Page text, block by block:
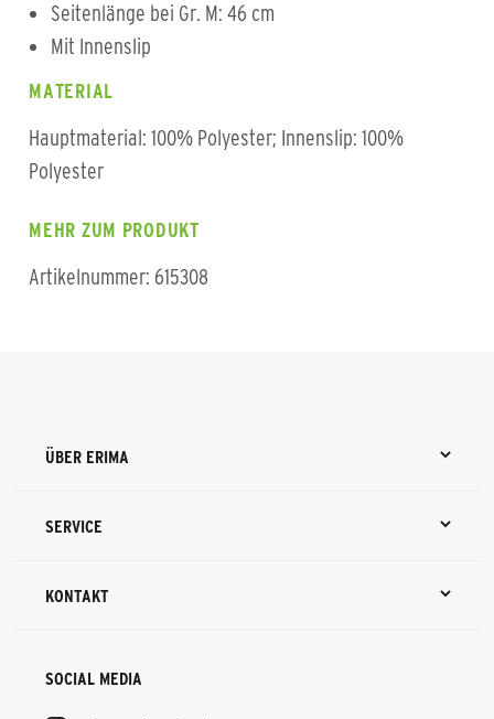
Seitenlänge bei Gr. M: 46 cm
Mit Innenslip
MATERIAL
Hauptmaterial: 100% Polyester; Innenslip: 100%
Polyester
MEHR ZUM PRODUKT
Artikelnummer: 615308
ÜBER ERIMA
SERVICE
KONTAKT
SOCIAL MEDIA